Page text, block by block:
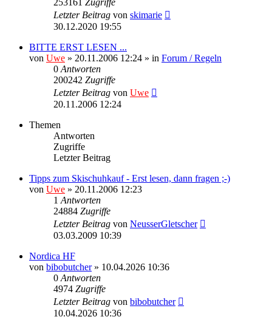
253161 Zugriffe
Letzter Beitrag von skimarie
30.12.2020 19:55
BITTE ERST LESEN ...
von Uwe » 20.11.2006 12:24 » in Forum / Regeln
0 Antworten
200242 Zugriffe
Letzter Beitrag von Uwe
20.11.2006 12:24
Themen
Antworten
Zugriffe
Letzter Beitrag
Tipps zum Skischuhkauf - Erst lesen, dann fragen ;-)
von Uwe » 20.11.2006 12:23
1 Antworten
24884 Zugriffe
Letzter Beitrag von NeusserGletscher
03.03.2009 10:39
Nordica HF
von bibobutcher» 10.04.2026 10:36
0 Antworten
4974 Zugriffe
Letzter Beitrag von bibobutcher
10.04.2026 10:36